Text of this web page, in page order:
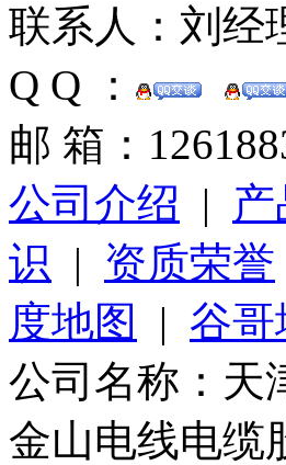
联系人：刘经
Q Q ：
邮 箱：
公司介绍 |
识 | 资质荣誉
度地图
| 谷哥
公司名称：天
金山电线电缆